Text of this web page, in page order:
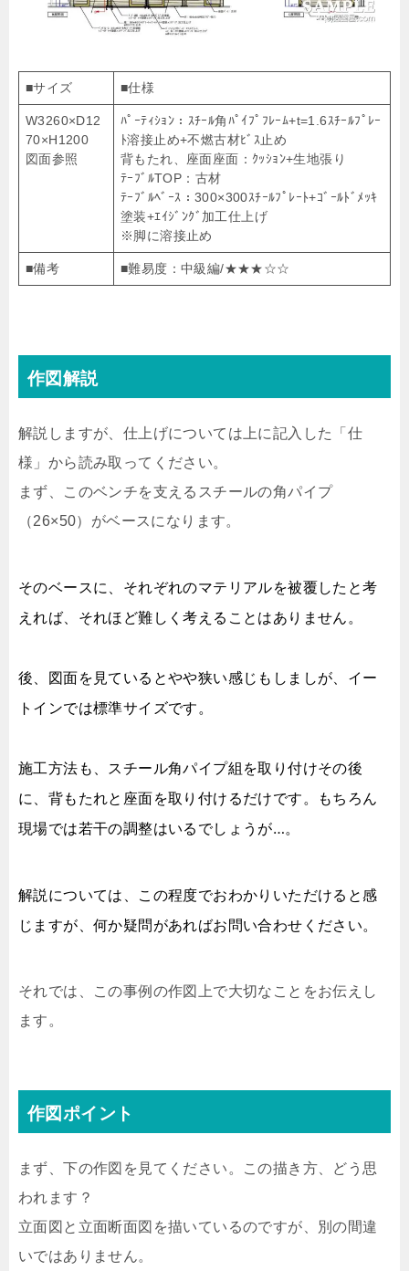
■サイズ ■仕様
W3260×D12
70×H1200
図面参照
ﾊﾟｰﾃｨｼｮﾝ：ｽﾁｰﾙ角ﾊﾟｲﾌﾟﾌﾚｰﾑ+t=1.6ｽﾁｰﾙﾌﾟﾚｰ
ﾄ溶接止め+不燃古材ﾋﾞｽ止め
背もたれ、座面座面：ｸｯｼｮﾝ+生地張り
ﾃｰﾌﾞﾙTOP：古材
ﾃｰﾌﾞﾙﾍﾞｰｽ：300×300ｽﾁｰﾙﾌﾟﾚｰﾄ+ｺﾞｰﾙﾄﾞﾒｯｷ
塗装+ｴｲｼﾞﾝｸﾞ加工仕上げ
※脚に溶接止め
■備考 ■難易度：中級編/★★★☆☆
作図解説
解説しますが、仕上げについては上に記入した「仕
様」から読み取ってください。
まず、このベンチを支えるスチールの角パイプ
（26×50）がベースになります。
そのベースに、それぞれのマテリアルを被覆したと考
えれば、それほど難しく考えることはありません。
後、図面を見ているとやや狭い感じもしましが、イー
トインでは標準サイズです。
施工方法も、スチール角パイプ組を取り付けその後
に、背もたれと座面を取り付けるだけです。
もちろん
現場では若干の調整はいるでしょうが…。
解説については、この程度でおわかりいただけると感
じますが、何か疑問があればお問い合わせください。
それでは、この事例の作図上で大切なことをお伝えし
ます。
作図ポイント
まず、下の作図を見てください。この描き方、どう思
われます？
立面図と立面断面図を描いているのですが、別の間違
いではありません。